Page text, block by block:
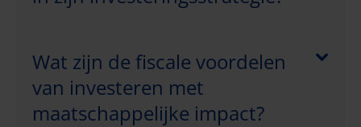
Wat zijn de fiscale voordelen
van investeren met
maatschappelijke impact?